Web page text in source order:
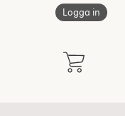
Logga in